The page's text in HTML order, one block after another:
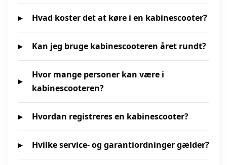
Hvad koster det at køre i en kabinescooter?
Kan jeg bruge kabinescooteren året rundt?
Hvor mange personer kan være i
kabinescooteren?
Hvordan registreres en kabinescooter?
Hvilke service- og garantiordninger gælder?